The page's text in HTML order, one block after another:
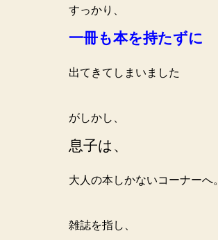
すっかり、
一冊も本を持たずに
出てきてしまいました
がしかし、
息子は、
大人の本しかないコーナーへ。
雑誌を指し、